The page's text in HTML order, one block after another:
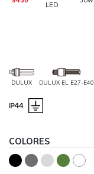
LED
DULUX DULUX EL E27-E40
COLORES